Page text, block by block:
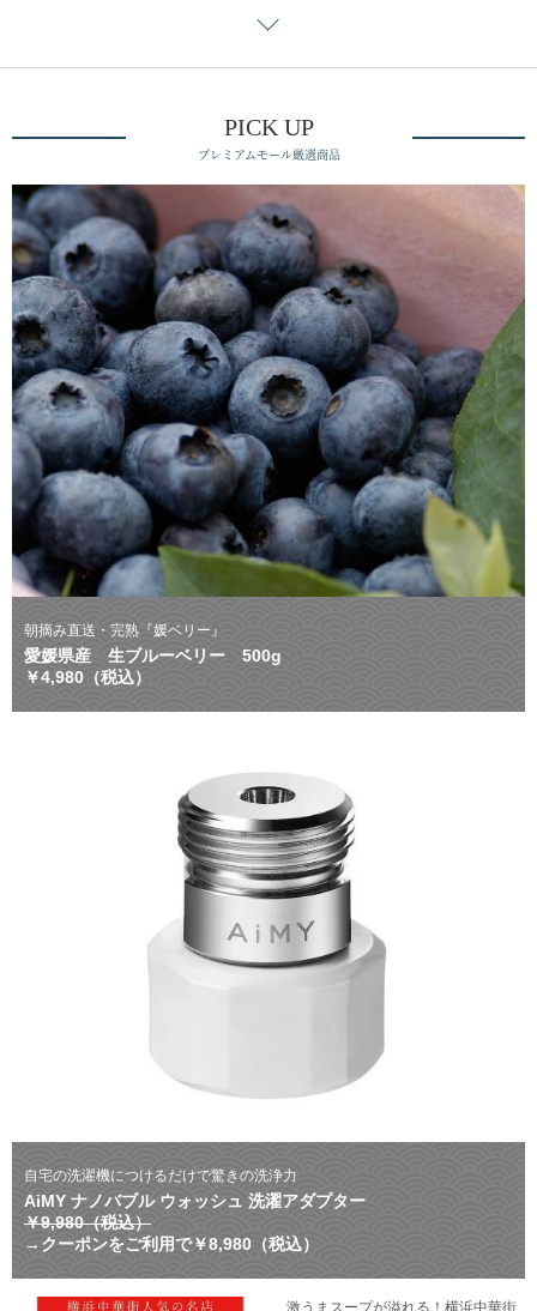
PICK UP
プレミアムモール厳選商品
朝摘み直送・完熟『媛ベリー』
愛媛県産 生ブルーベリー 500g
￥4,980（税込）
自宅の洗濯機につけるだけで驚きの洗浄力
AiMY ナノバブル ウォッシュ 洗濯アダプター
￥9,980（税込）
→クーポンをご利用で￥8,980（税込）
激うまスープが溢れる！横浜中華街